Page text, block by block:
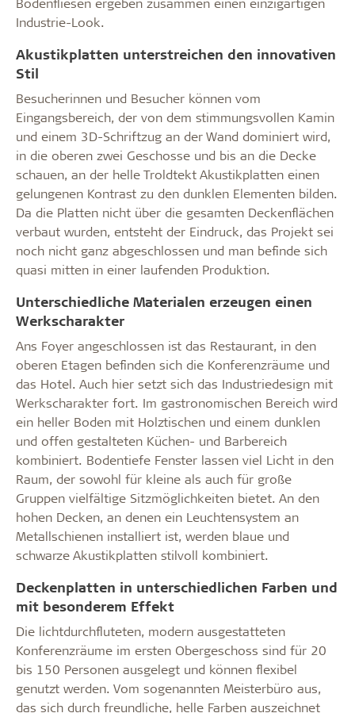
Industrie-Look.
Akustikplatten unterstreichen den innovativen
Stil
Besucherinnen und Besucher können vom
Eingangsbereich, der von dem stimmungsvollen Kamin
und einem 3D-Schriftzug an der Wand dominiert wird,
in die oberen zwei Geschosse und bis an die Decke
schauen, an der helle Troldtekt Akustikplatten einen
gelungenen Kontrast zu den dunklen Elementen bilden.
Da die Platten nicht über die gesamten Deckenflächen
verbaut wurden, entsteht der Eindruck, das Projekt sei
noch nicht ganz abgeschlossen und man befinde sich
quasi mitten in einer laufenden Produktion.
Unterschiedliche Materialen erzeugen einen
Werkscharakter
Ans Foyer angeschlossen ist das Restaurant, in den
oberen Etagen befinden sich die Konferenzräume und
das Hotel. Auch hier setzt sich das Industriedesign mit
Werkscharakter fort. Im gastronomischen Bereich wird
ein heller Boden mit Holztischen und einem dunklen
und offen gestalteten Küchen- und Barbereich
kombiniert. Bodentiefe Fenster lassen viel Licht in den
Raum, der sowohl für kleine als auch für große
Gruppen vielfältige Sitzmöglichkeiten bietet. An den
hohen Decken, an denen ein Leuchtensystem an
Metallschienen installiert ist, werden blaue und
schwarze Akustikplatten stilvoll kombiniert.
Deckenplatten in unterschiedlichen Farben und
mit besonderem Effekt
Die lichtdurchfluteten, modern ausgestatteten
Konferenzräume im ersten Obergeschoss sind für 20
bis 150 Personen ausgelegt und können flexibel
genutzt werden. Vom sogenannten Meisterbüro aus,
das sich durch freundliche, helle Farben auszeichnet